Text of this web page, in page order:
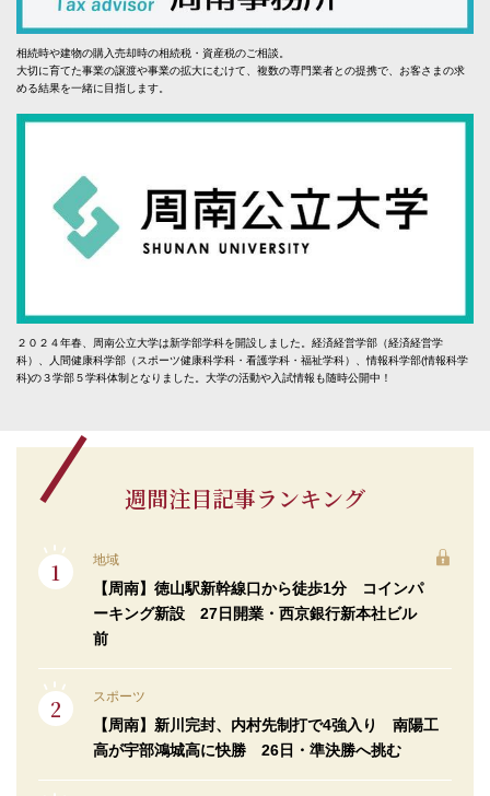
相続時や建物の購入売却時の相続税・資産税のご相談。
大切に育てた事業の譲渡や事業の拡大にむけて、複数の専門業者との提携で、お客さまの求
める結果を一緒に目指します。
２０２４年春、周南公立大学は新学部学科を開設しました。経済経営学部（経済経営学
科）、人間健康科学部（スポーツ健康科学科・看護学科・福祉学科）、情報科学部(情報科学
科)の３学部５学科体制となりました。大学の活動や入試情報も随時公開中！
週間注目記事ランキング
地域
【周南】徳山駅新幹線口から徒歩1分 コインパ
ーキング新設 27日開業・西京銀行新本社ビル
前
スポーツ
【周南】新川完封、内村先制打で4強入り 南陽工
高が宇部鴻城高に快勝 26日・準決勝へ挑む